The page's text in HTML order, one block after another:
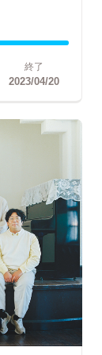
終了
2023/04/20